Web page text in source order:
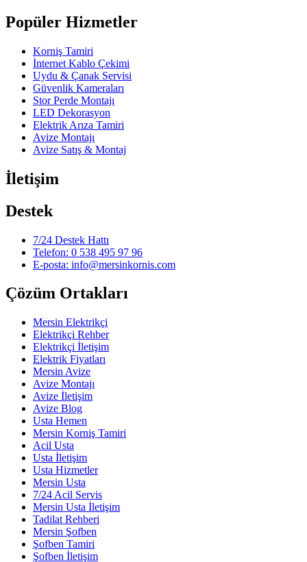
Popüler Hizmetler
Korniş Tamiri
İnternet Kablo Çekimi
Uydu & Çanak Servisi
Güvenlik Kameraları
Stor Perde Montajı
LED Dekorasyon
Elektrik Arıza Tamiri
Avize Montajı
Avize Satış & Montaj
İletişim
Destek
7/24 Destek Hattı
Telefon: 0 538 495 97 96
E-posta: info@mersinkornis.com
Çözüm Ortakları
Mersin Elektrikçi
Elektrikçi Rehber
Elektrikçi İletişim
Elektrik Fiyatları
Mersin Avize
Avize Montajı
Avize İletişim
Avize Blog
Usta Hemen
Mersin Korniş Tamiri
Acil Usta
Usta İletişim
Usta Hizmetler
Mersin Usta
7/24 Acil Servis
Mersin Usta İletişim
Tadilat Rehberi
Mersin Şofben
Şofben Tamiri
Şofben İletişim